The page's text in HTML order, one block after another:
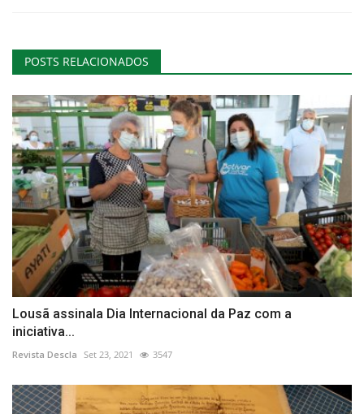
POSTS RELACIONADOS
Lousã assinala Dia Internacional da Paz com a
iniciativa...
Revista Descla Set 23, 2021 3547